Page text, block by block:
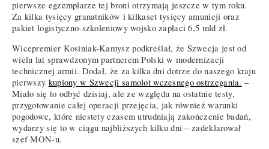
pierwsze egzemplarze tej broni otrzymają jeszcze w tym roku.
Za kilka tysięcy granatników i kilkaset tysięcy amunicji oraz
pakiet logistyczno-szkoleniowy wojsko zapłaci 6,5 mld zł.
Wicepremier Kosiniak-Kamysz podkreślał, że Szwecja jest od
wielu lat sprawdzonym partnerem Polski w modernizacji
technicznej armii. Dodał, że za kilka dni dotrze do naszego kraju
pierwszy kupiony w Szwecji samolot wczesnego ostrzegania. –
Miało się to odbyć dzisiaj, ale ze względu na ostatnie testy,
przygotowanie całej operacji przejęcia, jak również warunki
pogodowe, które niestety czasem utrudniają zakończenie badań,
wydarzy się to w ciągu najbliższych kilku dni – zadeklarował
szef MON-u.